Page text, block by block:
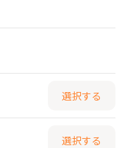
選択する
選択する